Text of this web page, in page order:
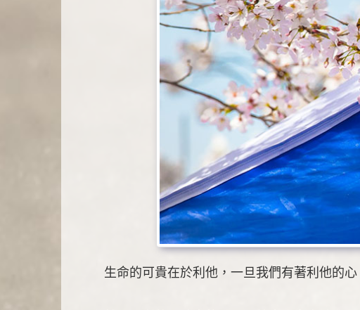
生命的可貴在於利他，一旦我們有著利他的